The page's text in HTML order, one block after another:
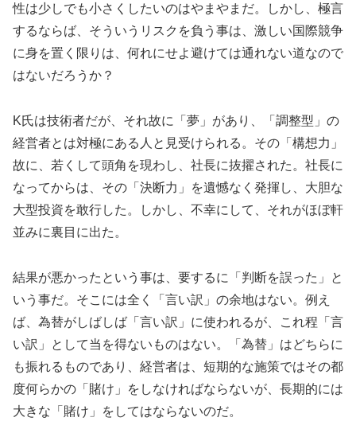
性は少しでも小さくしたいのはやまやまだ。しかし、極言
するならば、そういうリスクを負う事は、激しい国際競争
に身を置く限りは、何れにせよ避けては通れない道なので
はないだろうか？
K氏は技術者だが、それ故に「夢」があり、「調整型」の
経営者とは対極にある人と見受けられる。その「構想力」
故に、若くして頭角を現わし、社長に抜擢された。社長に
なってからは、その「決断力」を遺憾なく発揮し、大胆な
大型投資を敢行した。しかし、不幸にして、それがほぼ軒
並みに裏目に出た。
結果が悪かったという事は、要するに「判断を誤った」と
いう事だ。そこには全く「言い訳」の余地はない。例え
ば、為替がしばしば「言い訳」に使われるが、これ程「言
い訳」として当を得ないものはない。「為替」はどちらに
も振れるものであり、経営者は、短期的な施策ではその都
度何らかの「賭け」をしなければならないが、長期的には
大きな「賭け」をしてはならないのだ。